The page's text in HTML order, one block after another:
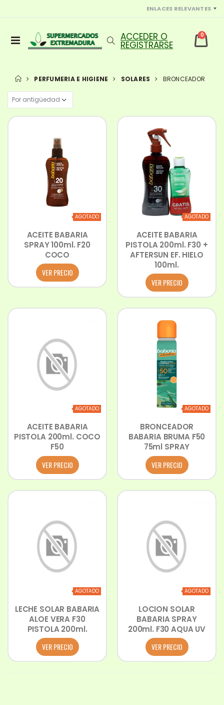
ENLACES RELEVANTES
0
PERFUMERIA E HIGIENE SOLARES BRONCEADOR
AGOTADO
ACEITE BABARIA
SPRAY 100ml. F20
COCO
VER PRECIO
AGOTADO
ACEITE BABARIA
PISTOLA 200ml. F30 +
AFTERSUN EF. HIELO
100ml.
VER PRECIO
AGOTADO
ACEITE BABARIA
PISTOLA 200ml. COCO
F50
VER PRECIO
AGOTADO
BRONCEADOR
BABARIA BRUMA F50
75ml SPRAY
VER PRECIO
AGOTADO
LECHE SOLAR BABARIA
ALOE VERA F30
PISTOLA 200ml.
VER PRECIO
AGOTADO
LOCION SOLAR
BABARIA SPRAY
200ml. F30 AQUA UV
VER PRECIO